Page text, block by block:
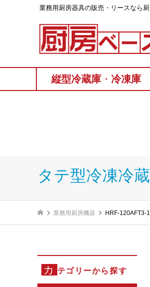
業務⽤厨房器具の販売・リースなら
縦型冷蔵庫 ・ 冷凍庫
タテ型冷凍冷
業務用厨房機器 HRF-120AFT3-
カ テゴリーから探す